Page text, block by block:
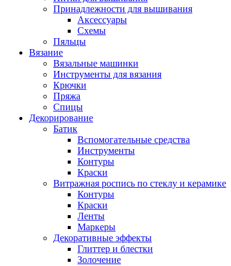
Принадлежности для вышивания
Аксессуары
Схемы
Пяльцы
Вязание
Вязальные машинки
Инструменты для вязания
Крючки
Пряжа
Спицы
Декорирование
Батик
Вспомогательные средства
Инструменты
Контуры
Краски
Витражная роспись по стеклу и керамике
Контуры
Краски
Ленты
Маркеры
Декоративные эффекты
Глиттер и блестки
Золочение